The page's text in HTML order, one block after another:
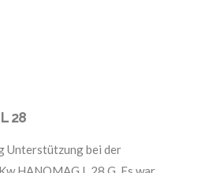
28
Unterstützung bei der